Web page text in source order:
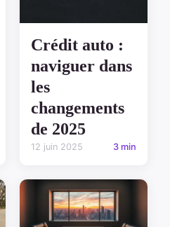
Crédit auto :
naviguer dans
les
changements
de 2025
12 juin 2025 3 min